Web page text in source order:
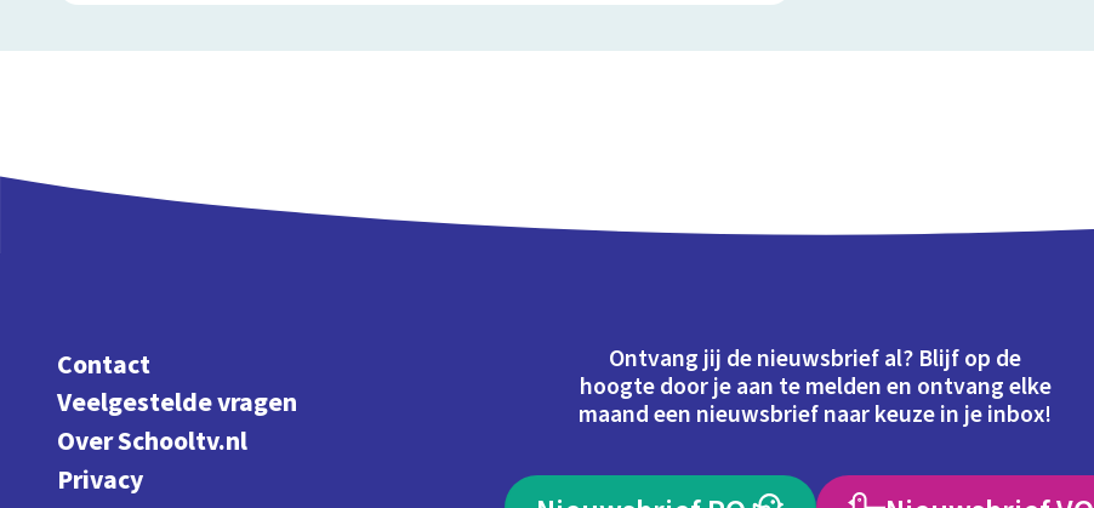
Contact
Veelgestelde vragen
Over Schooltv.nl
Privacy
Ontvang jij de nieuwsbrief al? Blijf op de
hoogte door je aan te melden en ontvang elke
maand een nieuwsbrief naar keuze in je inbox!